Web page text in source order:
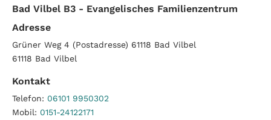
Bad Vilbel B3 - Evangelisches Familienzentrum
Adresse
Grüner Weg 4 (Postadresse) 61118 Bad Vilbel
61118 Bad Vilbel
Kontakt
Telefon: 06101 9950302
Mobil: 0151-24122171